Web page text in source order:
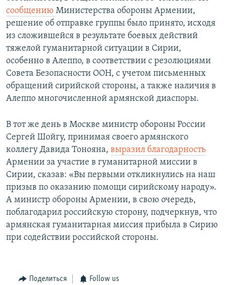
сообщению Министерства обороны Армении,
решение об отправке группы было принято, исходя
из сложившейся в результате боевых действий
тяжелой гуманитарной ситуации в Сирии,
особенно в Алеппо, в соответствии с резолюциями
Совета Безопасности ООН, с учетом письменных
обращений сирийской стороны, а также наличия в
Алеппо многочисленной армянской диаспоры.
В тот же день в Москве министр обороны России
Сергей Шойгу, принимая своего армянского
коллегу Давида Тонояна, выразил благодарность
Армении за участие в гуманитарной миссии в
Сирии, сказав: «Вы первыми откликнулись на наш
призыв по оказанию помощи сирийскому народу».
А министр обороны Армении, в свою очередь,
поблагодарил российскую сторону, подчеркнув, что
армянская гуманитарная миссия прибыла в Сирию
при содействии российской стороны.
Поделиться Follow us